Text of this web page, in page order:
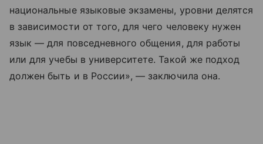
национальные языковые экзамены, уровни делятся
в зависимости от того, для чего человеку нужен
язык — для повседневного общения, для работы
или для учебы в университете. Такой же подход
должен быть и в России», — заключила она.